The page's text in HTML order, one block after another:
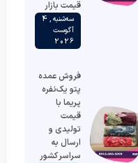
قیمت بازار
سه‌شنبه , 4
آگوست
2026
فروش عمده
پتو یک‌نفره
پریما با
قیمت
تولیدی و
ارسال به
سراسر کشور